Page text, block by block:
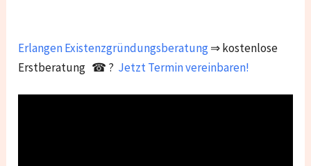
ErlangenExistenzgründungsberatung⇒ kostenlose
Erstberatung ☎ ? Jetzt Termin vereinbaren!